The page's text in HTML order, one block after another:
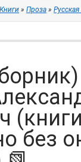
Книги » Проза »
(книги
без